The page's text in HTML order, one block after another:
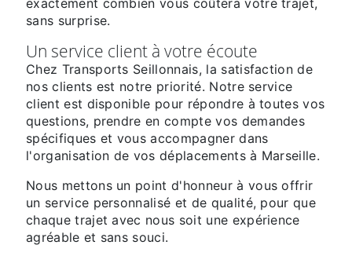
exactement combien vous coûtera votre trajet,
sans surprise.
Un service client à votre écoute
Chez Transports Seillonnais, la satisfaction de
nos clients est notre priorité. Notre service
client est disponible pour répondre à toutes vos
questions, prendre en compte vos demandes
spécifiques et vous accompagner dans
l'organisation de vos déplacements à Marseille.
Nous mettons un point d'honneur à vous offrir
un service personnalisé et de qualité, pour que
chaque trajet avec nous soit une expérience
agréable et sans souci.